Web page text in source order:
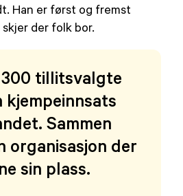
Han er først og fremst
der folk bor.
tillitsvalgte
kjempeinnsats
Sammen
organisasjon der
sin plass.